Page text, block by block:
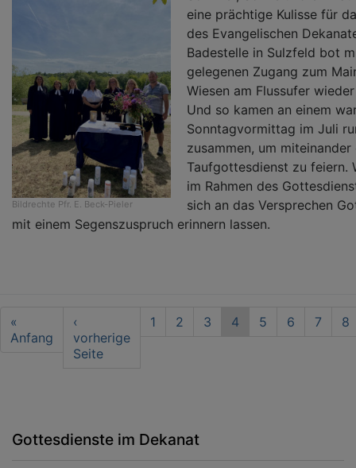
Bildrechte Pfr. E. Beck-Pieler
eine prächtige Kulisse für
des Evangelischen
Badestelle in Sulzfeld bot
gelegenen Zugang zum
Wiesen am Flussufer
Und so kamen an einem
Sonntagvormittag im Juli
zusammen, um
Taufgottesdienst zu feiern.
im Rahmen des
sich an das Versprechen
mit einem Segenszuspruch erinnern lassen.
Seitennummerierung
First
page
«
Anfang
Vorherige
Seite
‹
vorherige
Seite
Seite
1 Seite
2 Seite
3
Aktuelle
4 Seite
5 Seite
6 Seite
7 8
Gottesdienste im Dekanat